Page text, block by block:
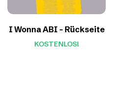
I Wonna ABI – Rückseite
KOSTENLOS!